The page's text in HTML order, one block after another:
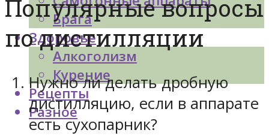
Брага
Здоровье
Алкоголизм
Курение
Рецепты
Разное
Популярные вопросы
по дистилляции
Нужно ли делать дробную
дистилляцию, если в аппарате
есть сухопарник?